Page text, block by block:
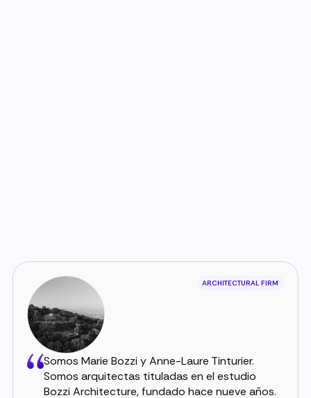
ARCHITECTURAL FIRM
Somos Marie Bozzi y Anne-Laure Tinturier.
Somos arquitectas tituladas en el estudio
Bozzi Architecture, fundado hace nueve años.